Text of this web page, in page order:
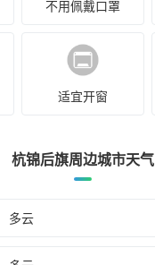
不用佩戴口罩
适宜开窗
杭锦后旗周边城市天气
多云